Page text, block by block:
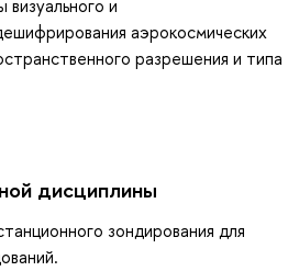
и
аэрокосмических
разрешения и типа
дисциплины
зондирования для